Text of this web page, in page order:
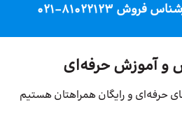
81022123-021
و آموزش حرفه‌ای
حرفه‌ای و رایگان همراهتان هستیم